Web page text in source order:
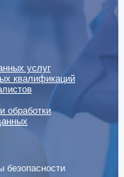
услуг
квалификаций
обработки
безопасности